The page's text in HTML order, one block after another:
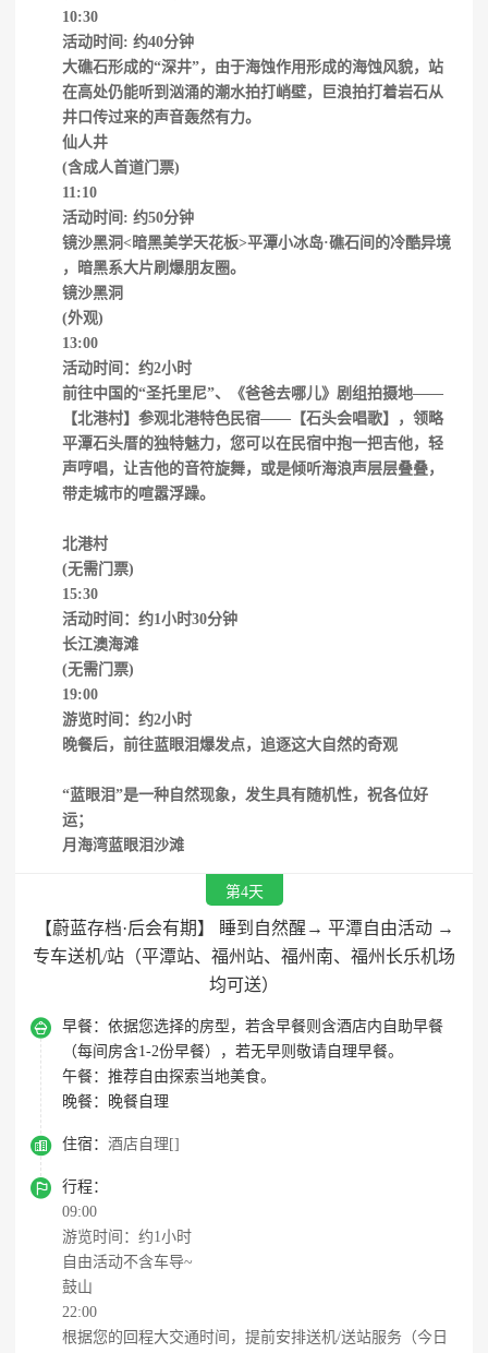
10:30
活动时间: 约40分钟
大礁石形成的“深井”，由于海蚀作用形成的海蚀风貌，站
在高处仍能听到汹涌的潮水拍打峭壁，巨浪拍打着岩石从
井口传过来的声音轰然有力。
仙人井
(含成人首道门票)
11:10
活动时间: 约50分钟
镜沙黑洞<暗黑美学天花板>平潭小冰岛·礁石间的冷酷异境
，暗黑系大片刷爆朋友圈。
镜沙黑洞
(外观)
13:00
活动时间：约2小时
前往中国的“圣托里尼”、《爸爸去哪儿》剧组拍摄地——
【北港村】参观北港特色民宿——【石头会唱歌】，领略
平潭石头厝的独特魅力，您可以在民宿中抱一把吉他，轻
声哼唱，让吉他的音符旋舞，或是倾听海浪声层层叠叠，
带走城市的喧嚣浮躁。
北港村
(无需门票)
15:30
活动时间：约1小时30分钟
长江澳海滩
(无需门票)
19:00
游览时间：约2小时
晚餐后，前往蓝眼泪爆发点，追逐这大自然的奇观
“蓝眼泪”是一种自然现象，发生具有随机性，祝各位好
运；
月海湾蓝眼泪沙滩
第4天
【蔚蓝存档·后会有期】 睡到自然醒→ 平潭自由活动 →
专车送机/站（平潭站、福州站、福州南、福州长乐机场
均可送）
 早餐： 依据您选择的房型，若含早餐则含酒店内自助早餐
（每间房含1-2份早餐），若无早则敬请自理早餐。
午餐： 推荐自由探索当地美食。
晚餐：
晚餐自理
 住宿： 酒店自理[]

行程：
09:00
游览时间：约1小时
自由活动不含车导~
鼓山
22:00
根据您的回程大交通时间，提前安排送机/送站服务（今日